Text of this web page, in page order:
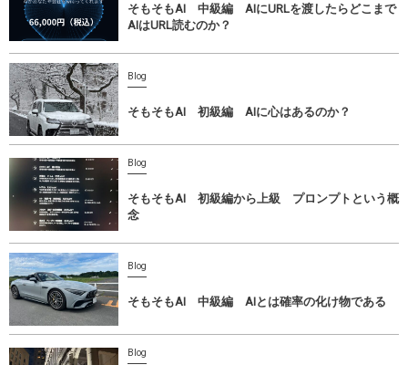
そもそもAI 中級編 AIにURLを渡したらどこまで
AIはURL読むのか？
Blog
そもそもAI 初級編 AIに心はあるのか？
Blog
そもそもAI 初級編から上級 プロンプトという概
念
Blog
そもそもAI 中級編 AIとは確率の化け物である
Blog